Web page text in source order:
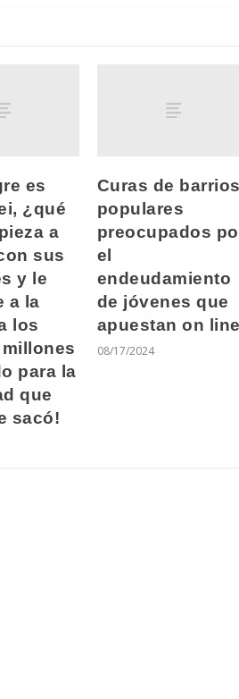
es
¿qué
a
sus
y le
a la
los
para la
que
sacó!
Curas de barrios
populares
preocupados
el
endeudamiento
de jóvenes que
apuestan on line
08/17/2024